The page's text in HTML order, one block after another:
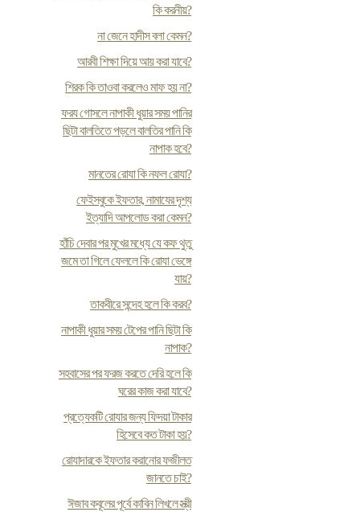
কি করনীয়?
না জেনে হাদীস বলা কেমন?
আরবী শিক্ষা দিয়ে আয় করা যাবে?
শিরক কি তাওবা করলেও মাফ হয় না?
ফর‍য গোসলে নাপাকী ধুয়ার সময় পানির
ছিটা বালতিতে পড়লে বালতির পানি কি
নাপাক হবে?
মানতের রোযা কি নফল রোযা?
ফেইসবুকে ইফতার, নামাযের দৃশ্য
ইত্যাদি আপলোড করা কেমন?
হাঁচি দেবার পর মুখের মধ্যে যে কফ থুতু
জমে তা গিলে ফেললে কি রোযা ভেঙ্গে
যায়?
তাকবীরে সন্দেহ হলে কি করব?
নাপাকী ধুয়ার সময় টেপের পানি ছিটা কি
নাপাক?
সহবাসের পর ফরজ করতে দেরি হলে কি
ঘরের কাজ করা যাবে?
প্রত্যেকটি রোযার জন্য ফিদয়া টাকার
হিসেবে কত টাকা হয়?
রোযাদারকে ইফতার করানোর ফজীলত
জানতে চাই?
ঈজাব কবূলের পূর্বে কাবিন লিখলে স্ত্রী